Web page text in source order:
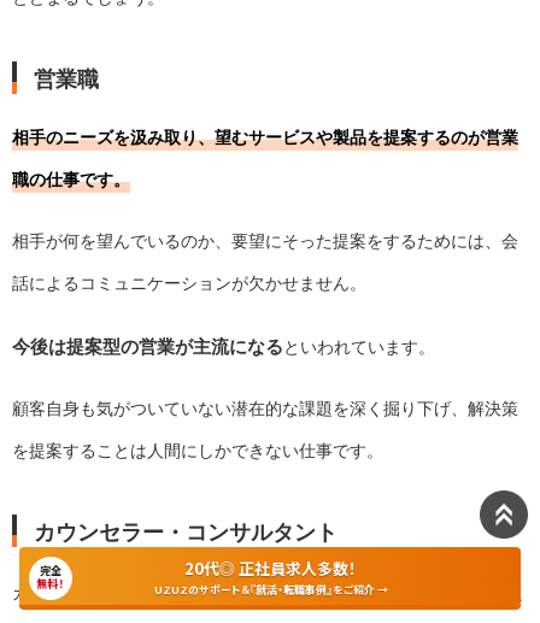
営業職
相手のニーズを汲み取り、望むサービスや製品を提案するのが営業
職の仕事です。
相手が何を望んでいるのか、要望にそった提案をするためには、会
話によるコミュニケーションが欠かせません。
今後は提案型の営業が主流になるといわれています。
顧客自身も気がついていない潜在的な課題を深く掘り下げ、解決策
を提案することは人間にしかできない仕事です。
カウンセラー・コンサルタント
カウンセラーやコンサルタントの仕事の大部分は、 相手の話をよく
完全
無料！
20代◎ 正社員求人多数！
UZUZのサポート＆『就活・転職事例』をご紹介 →